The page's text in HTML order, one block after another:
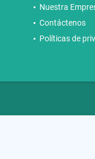
Nuestra
Contáctenos
Políticas de